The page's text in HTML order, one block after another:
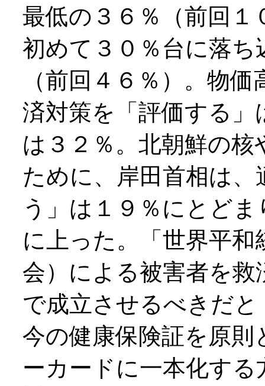
最低の３６％（前回１
初めて３０％台に落
（前回４６％）。物
済対策を「評価する
は３２％。北朝鮮の
ために、岸田首相は
う」は１９％にとど
に上った。「世界平
会）による被害者を
で成立させるべきだ
今の健康保険証を原
ーカードに一本化す